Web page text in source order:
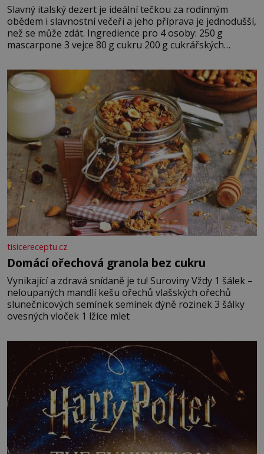
Slavný italský dezert je ideální tečkou za rodinným
obědem i slavnostní večeří a jeho příprava je jednodušší,
než se může zdát. Ingredience pro 4 osoby: 250 g
mascarpone 3 vejce 80 g cukru 200 g cukrářských
posypání Postup: Oddělte žloutky od bílků. Žloutky
vyšlehejte s cukrem do světlé pěny a postupně do nich
vmíchejte mascarpone, aby vznikl hladký
tisicereceptu.cz
Domácí ořechová granola bez cukru
Vynikající a zdravá snídaně je tu! Suroviny Vždy 1 šálek –
neloupaných mandlí kešu ořechů vlašských ořechů
slunečnicových semínek semínek dýně rozinek 3 šálky
ovesných vloček 1 lžíce mlet